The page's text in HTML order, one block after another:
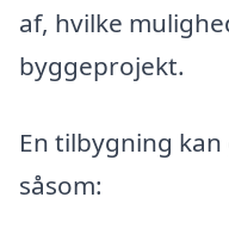
af, hvilke
byggeprojekt.
En tilbygning
såsom: